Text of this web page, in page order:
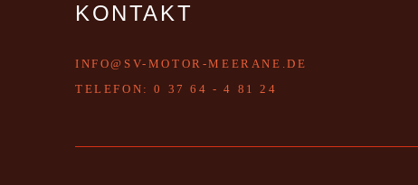
KONTAKT
INFO@SV-MOTOR-MEERANE.DE
T ELEFON:0 37 64 - 4 81 24